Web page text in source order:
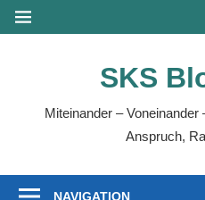
Zum
Inhalt
MENÜ
SKS
Miteinander –
Anspruch,
NAVIGATION